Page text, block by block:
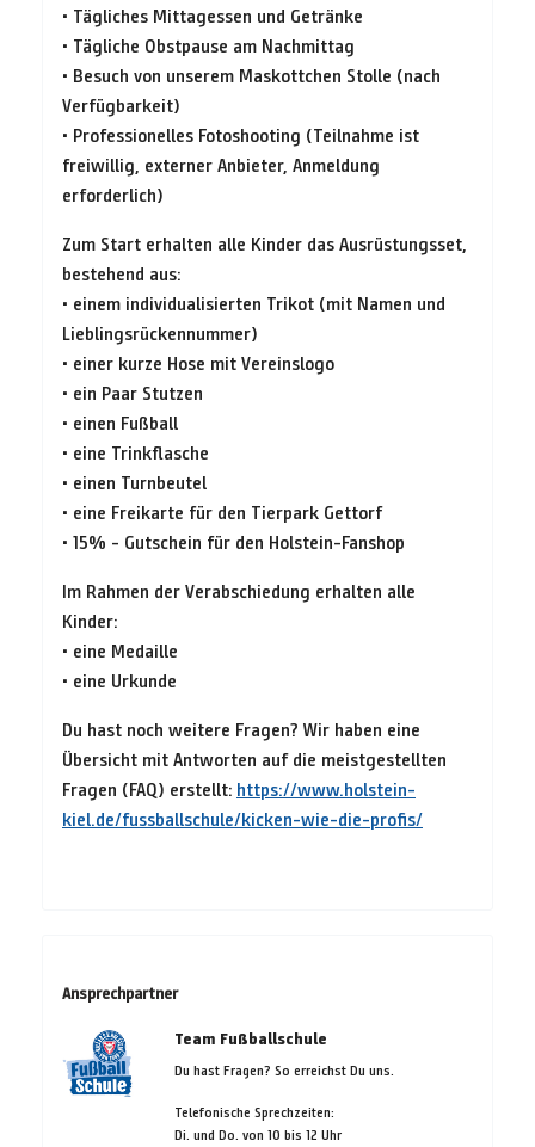
• Tägliches Mittagessen und Getränke
• Tägliche Obstpause am Nachmittag
• Besuch von unserem Maskottchen Stolle (nach
Verfügbarkeit)
• Professionelles Fotoshooting (Teilnahme ist
freiwillig, externer Anbieter, Anmeldung
erforderlich)
Zum Start erhalten alle Kinder das Ausrüstungsset,
bestehend aus:
• einem individualisierten Trikot (mit Namen und
Lieblingsrückennummer)
• einer kurze Hose mit Vereinslogo
• ein Paar Stutzen
• einen Fußball
• eine Trinkflasche
• einen Turnbeutel
• eine Freikarte für den Tierpark Gettorf
• 15% - Gutschein für den Holstein-Fanshop
Im Rahmen der Verabschiedung erhalten alle
Kinder:
• eine Medaille
• eine Urkunde
Du hast noch weitere Fragen? Wir haben eine
Übersicht mit Antworten auf die meistgestellten
Fragen (FAQ) erstellt: https://www.holstein-
kiel.de/fussballschule/kicken-wie-die-profis/
Ansprechpartner
Team Fußballschule
Du hast Fragen? So erreichst Du uns.
Telefonische Sprechzeiten:
Di. und Do. von 10 bis 12 Uhr